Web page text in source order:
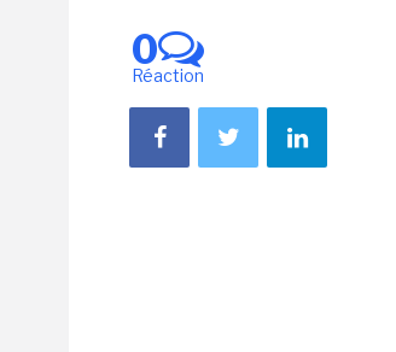
0
Réaction